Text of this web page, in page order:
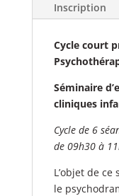
Inscription
Cycle court
Séminaire
cliniques
Cycle de 6
de 09h30 à
L’objet de
le